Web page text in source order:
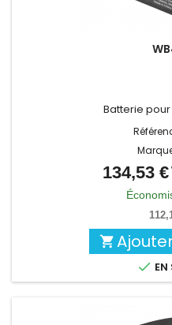
Batterie pour
134,53 €

